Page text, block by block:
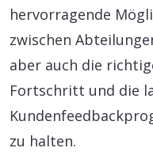
hervorragende
zwischen
aber auch die
Fortschritt und die
zu halten.